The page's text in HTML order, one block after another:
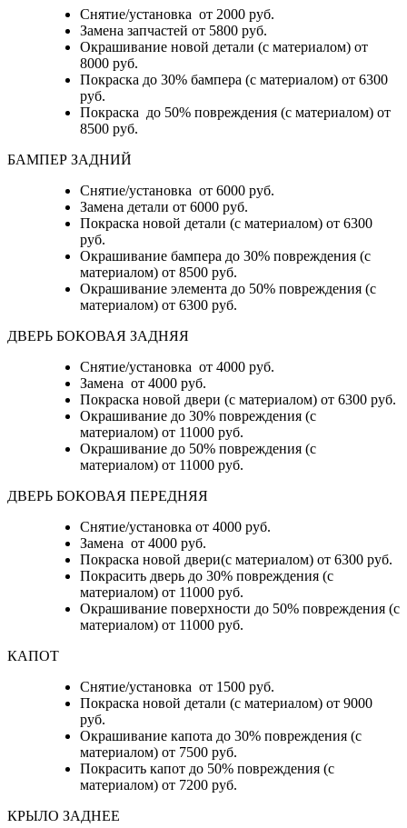
Снятие/установка от 2000 руб.
Замена запчастей от 5800 руб.
Окрашивание новой детали (с материалом) от
8000 руб.
Покраска до 30% бампера (с материалом) от 6300
руб.
Покраска до 50% повреждения (с материалом) от
8500 руб.
БАМПЕР ЗАДНИЙ
Снятие/установка от 6000 руб.
Замена детали от 6000 руб.
Покраска новой детали (с материалом) от 6300
руб.
Окрашивание бампера до 30% повреждения (с
материалом) от 8500 руб.
Окрашивание элемента до 50% повреждения (с
материалом) от 6300 руб.
ДВЕРЬ БОКОВАЯ ЗАДНЯЯ
Снятие/установка от 4000 руб.
Замена от 4000 руб.
Покраска новой двери (с материалом) от 6300 руб.
Окрашивание до 30% повреждения (с
материалом) от 11000 руб.
Окрашивание до 50% повреждения (с
материалом) от 11000 руб.
ДВЕРЬ БОКОВАЯ ПЕРЕДНЯЯ
Снятие/установка от 4000 руб.
Замена от 4000 руб.
Покраска новой двери(с материалом) от 6300 руб.
Покрасить дверь до 30% повреждения (с
материалом) от 11000 руб.
Окрашивание поверхности до 50% повреждения (с
материалом) от 11000 руб.
КАПОТ
Снятие/установка от 1500 руб.
Покраска новой детали (с материалом) от 9000
руб.
Окрашивание капота до 30% повреждения (с
материалом) от 7500 руб.
Покрасить капот до 50% повреждения (с
материалом) от 7200 руб.
КРЫЛО ЗАДНЕЕ